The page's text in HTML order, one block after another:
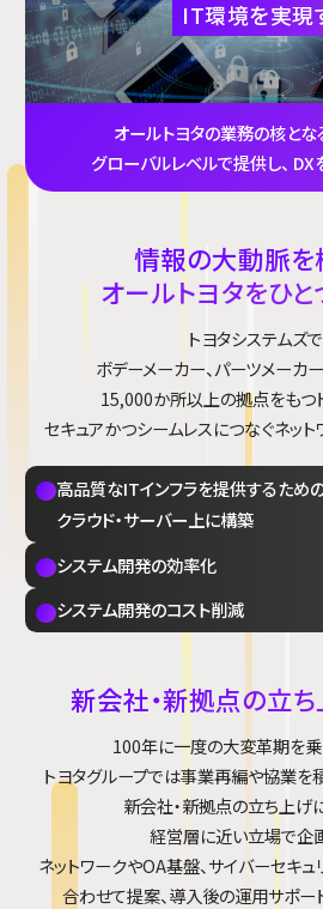
IT環境を実現
オールトヨタの業務の核とな
グローバルレベルで提供し、 DX
情報の大動脈を
オールトヨタをひ
トヨタシステムズで
ボデーメーカー、パーツメーカ
15,000か所以上の拠点をもつ
セキュアかつシームレスにつなぐネット
高品質なITインフラを提供するため
クラウド・サーバー上に構築
システム開発の効率化
システム開発のコスト削減
新会社・新拠点の立
100年に一度の大変革期を乗
トヨタグループでは事業再編や協業を
新会社・新拠点の立ち上げ
経営層に近い立場で企
ネットワークやOA基盤、サイバーセキ
合わせて提案、導入後の運用サポー